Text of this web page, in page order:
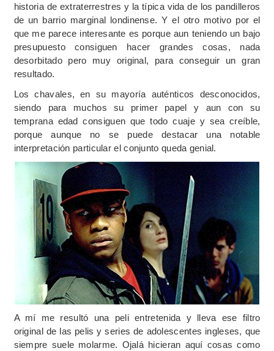
historia de extraterrestres y la típica vida de los pandilleros
de un barrio marginal londinense. Y el otro motivo por el
que me parece interesante es porque aun teniendo un bajo
presupuesto consiguen hacer grandes cosas, nada
desorbitado pero muy original, para conseguir un gran
resultado.
Los chavales, en su mayoría auténticos desconocidos,
siendo para muchos su primer papel y aun con su
temprana edad consiguen que todo cuaje y sea creíble,
porque aunque no se puede destacar una notable
interpretación particular el conjunto queda genial.
A mí me resultó una peli entretenida y lleva ese filtro
original de las pelis y series de adolescentes ingleses, que
siempre suele molarme. Ojalá hicieran aquí cosas como